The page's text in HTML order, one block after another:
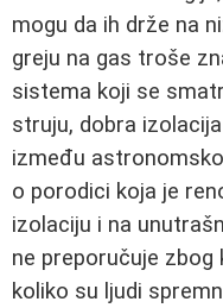
mogu da ih drže na
greju na gas troše
sistema koji se
struju, dobra
između
o porodici koja je
izolaciju i na
ne preporučuje
koliko su ljudi